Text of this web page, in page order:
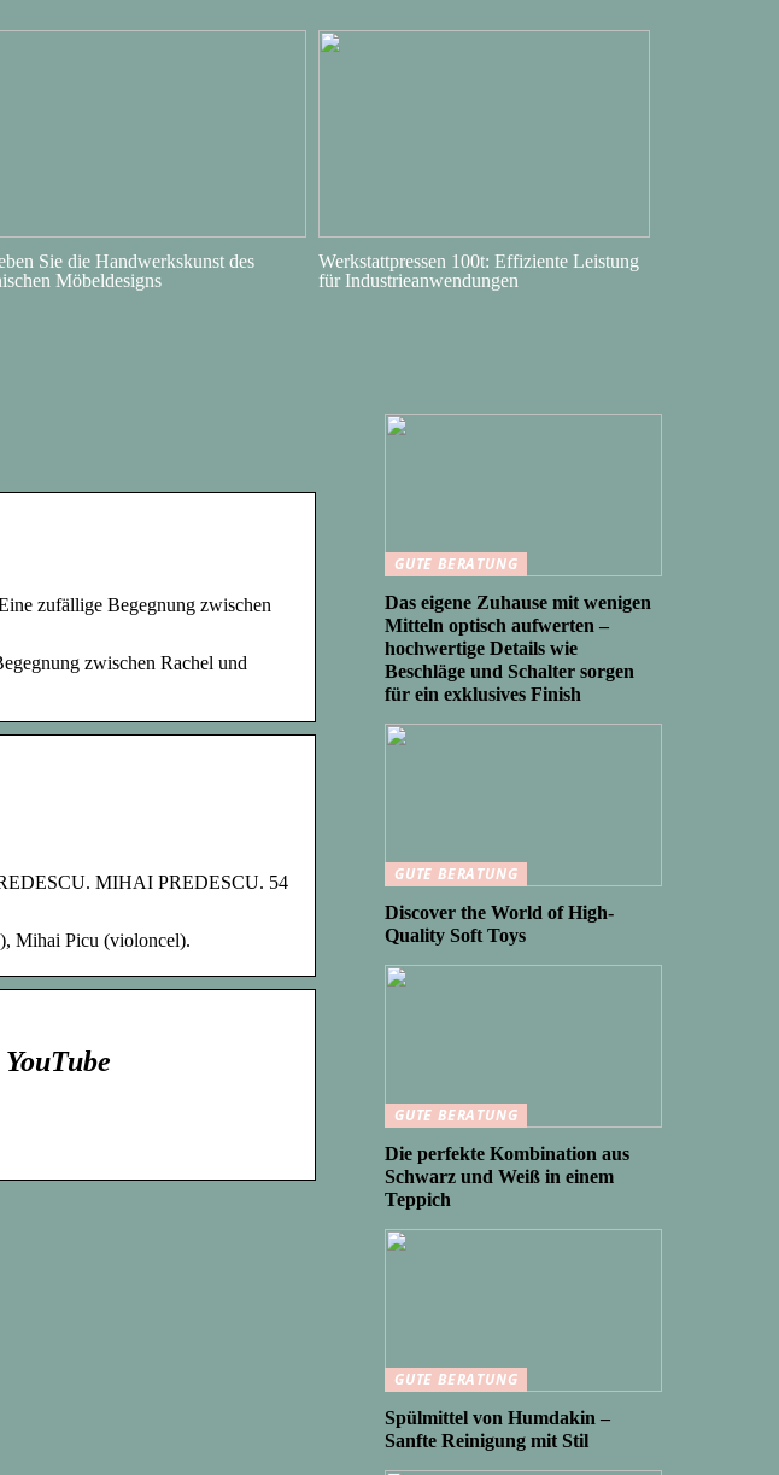
Sie die Handwerkskunst des
Möbeldesigns
Werkstattpressen 100t: Effiziente Leistung
für Industrieanwendungen
zufällige Begegnung zwischen
zwischen Rachel und
MIHAI PREDESCU. 54
Mihai Picu (violoncel).
GUTE BERATUNG
Das eigene Zuhause mit wenigen
Mitteln optisch aufwerten –
hochwertige Details wie
Beschläge und Schalter sorgen
für ein exklusives Finish
GUTE BERATUNG
Discover the World of High-
Quality Soft Toys
GUTE BERATUNG
Die perfekte Kombination aus
Schwarz und Weiß in einem
Teppich
GUTE BERATUNG
Spülmittel von Humdakin –
Sanfte Reinigung mit Stil